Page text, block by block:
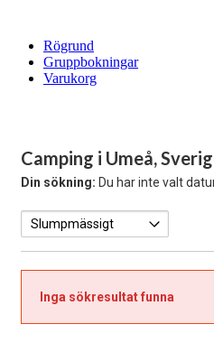
Rögrund
Gruppbokningar
Varukorg
Camping i Umeå,
Din sökning: Du har inte valt
Stäng
Inga sökresultat funna